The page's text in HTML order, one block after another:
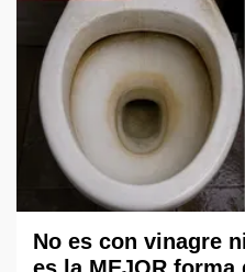
No es con vinagre